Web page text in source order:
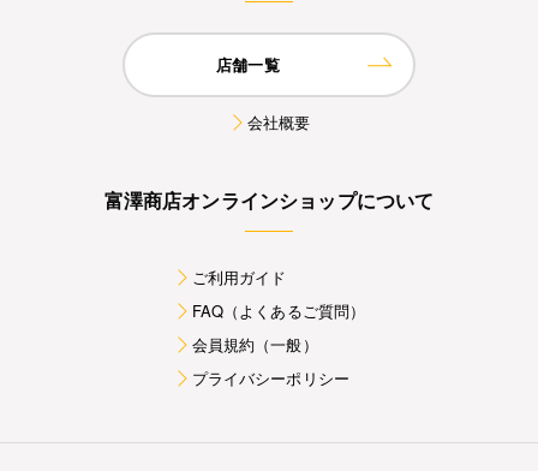
店舗一覧
会社概要
富澤商店オンラインショップについて
ご利用ガイド
FAQ（よくあるご質問）
会員規約（一般）
プライバシーポリシー